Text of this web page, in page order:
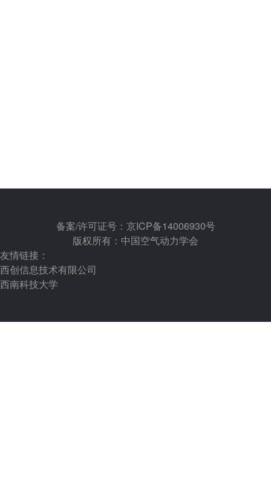
备案/许可证号：京ICP备14006930号
版权所有：中国空气动力学会
友情链接：
西创信息技术有限公司
西南科技大学